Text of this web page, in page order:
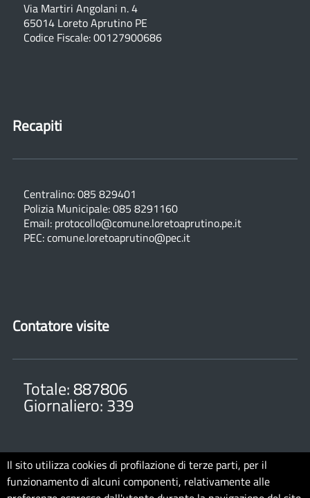
Via Martiri Angolani n. 4
65014 Loreto Aprutino PE
Codice Fiscale: 00127900686
Recapiti
Centralino: 085 829401
Polizia Municipale: 085 8291160
Email: protocollo@comune.loretoaprutino.pe.it
PEC: comune.loretoaprutino@pec.it
Contatore visite
Totale: 887806
Giornaliero: 339
Il sito utilizza cookies di profilazione di terze parti, per il
funzionamento di alcuni componenti, relativamente alle